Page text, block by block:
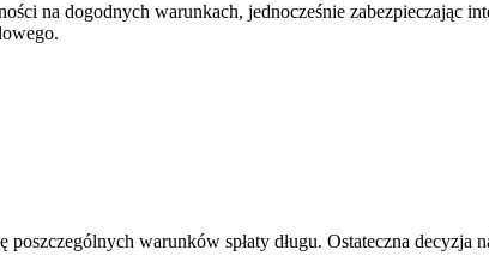
na dogodnych warunkach, jednocześnie zabezpieczając
warunków spłaty długu. Ostateczna decyzja